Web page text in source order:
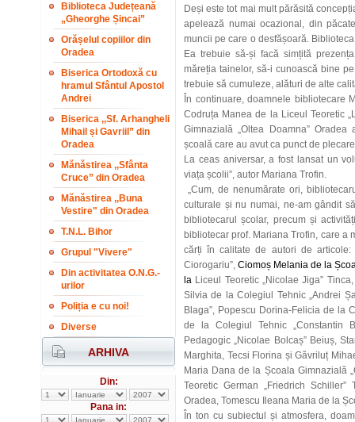
Biblioteca Județeană
„Gheorghe Șincai”
Orășelul copiilor din
Oradea
Biserica Ortodoxă cu
hramul Sfântul Apostol
Andrei
Biserica ,,Sf. Arhangheli
Mihail și Gavriil” din
Oradea
Mănăstirea ,,Sfânta
Cruce” din Oradea
Mănăstirea ,,Buna
Vestire" din Oradea
T.N.L. Bihor
Grupul "Vivere"
Din activitatea O.N.G.-
urilor
Poliția e cu noi!
Diverse
ARHIVA
Din:
Pana in:
Deși este tot mai mult părăsită
apelează numai ocazional, din
muncii pe care o desfășoară.
Ea trebuie să-și facă simțită
măreția tainelor, să-i cunoască bine
trebuie să cumuleze, alături de alte
În continuare, doamnele bibliotecare
Codruța Manea de la Liceul Teoretic
Gimnazială „Oltea Doamna”
școală care au avut ca punct de
La ceas aniversar, a fost lansat un
viața școlii”, autor Mariana Trofin.
„Cum, de nenumărate ori,
culturale și nu numai, ne-am gândit
bibliotecarul școlar, precum și
bibliotecar prof. Mariana Trofin, care a
cărți în calitate de autori de
Ciorogariu”, Ciomoș Melania de la
la Liceul Teoretic „Nicolae Jiga”
Silvia de la Colegiul Tehnic „Andrei
Blaga”, Popescu Dorina-Felicia de la
de la Colegiul Tehnic „Constantin
Pedagogic „Nicolae Bolcaș” Beiuș,
Marghita, Tecsi Florina și Găvriluț
Maria Dana de la Școala Gimnazială
Teoretic German „Friedrich
Oradea, Tomescu Ileana Maria de la
În ton cu subiectul și atmosfera,